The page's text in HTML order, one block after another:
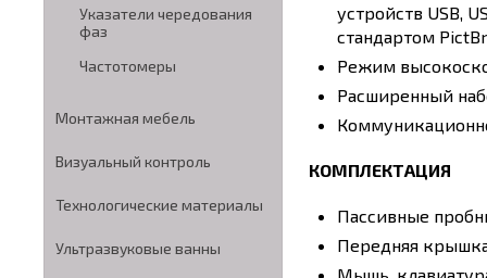
Указатели чередования
фаз
Частотомеры
Монтажная мебель
Визуальный контроль
Технологические материалы
Ультразвуковые ванны
устройств USB,
стандартом
Режим
Расширенный
КОМПЛЕКТАЦИЯ
Пассивные
Передняя
Мышь,